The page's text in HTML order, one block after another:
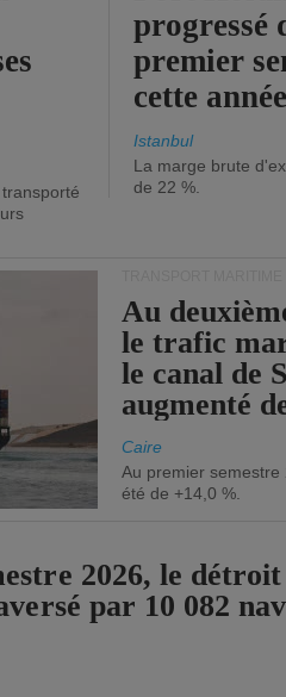
progressé
premier
cette
Istanbul
La marge brute
de 22 %.
Au
le trafic
le canal de
augmenté
Caire
Au premier
été de +14,0 %.
2026, le
par 10 082